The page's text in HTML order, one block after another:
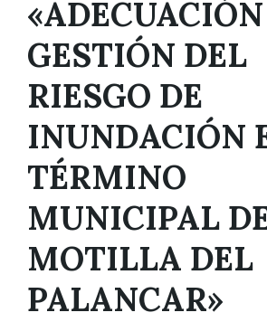
GESTIÓN DEL
RIESGO DE
INUNDACIÓN
TÉRMINO
MUNICIPAL
MOTILLA DEL
PALANCAR»